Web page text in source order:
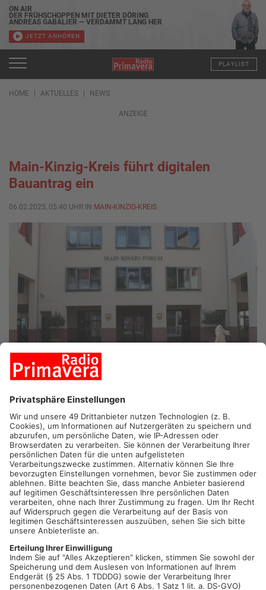
ON AIR
DER FRÜHSCHOPPEN MIT DIETER DÖRING
ANDREAS GABALIER — VERDAMMT LANG HER
JETZT ANHÖREN
PLAYLIST
HOME AKTUELLES NEWS
ANZEIGE
Main-Kinzig-Kreis führt digitalen
Bauantrag ein
06.02.2025, 05:40 UHR IN MAIN-KINZIG-KREIS
GELNHAUSEN.Der Main-Kinzig-Kreis ist der erste Landkreis in
Hessen, der den digitalen Bauantrag in vollem Umfang
einführt. Dieses innovative Verfahren soll den Antragsprozess
für Bauherren und Behörden erheblich vereinfachen.
Offizielle Vorstellung in Gelnhausen
Heute wird das Projekt im Main-Kinzig-Forum in Gelnhausen
offiziell präsentiert. Neben Landrat Thorsten Stolz werden
Experten Einblicke in die Entwicklung und Umsetzung des
digitalen Bauantrags geben.
Nach einem erfolgreichen Probelauf geht das System nun in
den Echtbetrieb über. Damit soll die Bearbeitung von
Bauanträgen beschleunigt und die Verwaltung effizienter
gestaltet werden.